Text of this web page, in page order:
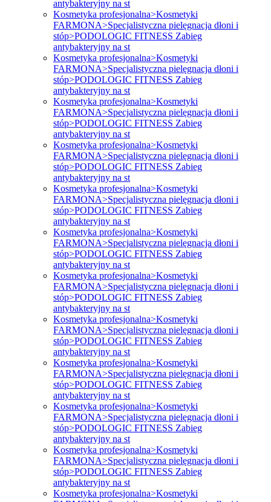
antybakteryjny na st
Kosmetyka profesjonalna>Kosmetyki
FARMONA>Specjalistyczna pielęgnacja dłoni i
stóp>PODOLOGIC FITNESS Zabieg
antybakteryjny na st
Kosmetyka profesjonalna>Kosmetyki
FARMONA>Specjalistyczna pielęgnacja dłoni i
stóp>PODOLOGIC FITNESS Zabieg
antybakteryjny na st
Kosmetyka profesjonalna>Kosmetyki
FARMONA>Specjalistyczna pielęgnacja dłoni i
stóp>PODOLOGIC FITNESS Zabieg
antybakteryjny na st
Kosmetyka profesjonalna>Kosmetyki
FARMONA>Specjalistyczna pielęgnacja dłoni i
stóp>PODOLOGIC FITNESS Zabieg
antybakteryjny na st
Kosmetyka profesjonalna>Kosmetyki
FARMONA>Specjalistyczna pielęgnacja dłoni i
stóp>PODOLOGIC FITNESS Zabieg
antybakteryjny na st
Kosmetyka profesjonalna>Kosmetyki
FARMONA>Specjalistyczna pielęgnacja dłoni i
stóp>PODOLOGIC FITNESS Zabieg
antybakteryjny na st
Kosmetyka profesjonalna>Kosmetyki
FARMONA>Specjalistyczna pielęgnacja dłoni i
stóp>PODOLOGIC FITNESS Zabieg
antybakteryjny na st
Kosmetyka profesjonalna>Kosmetyki
FARMONA>Specjalistyczna pielęgnacja dłoni i
stóp>PODOLOGIC FITNESS Zabieg
antybakteryjny na st
Kosmetyka profesjonalna>Kosmetyki
FARMONA>Specjalistyczna pielęgnacja dłoni i
stóp>PODOLOGIC FITNESS Zabieg
antybakteryjny na st
Kosmetyka profesjonalna>Kosmetyki
FARMONA>Specjalistyczna pielęgnacja dłoni i
stóp>PODOLOGIC FITNESS Zabieg
antybakteryjny na st
Kosmetyka profesjonalna>Kosmetyki
FARMONA>Specjalistyczna pielęgnacja dłoni i
stóp>PODOLOGIC FITNESS Zabieg
antybakteryjny na st
Kosmetyka profesjonalna>Kosmetyki